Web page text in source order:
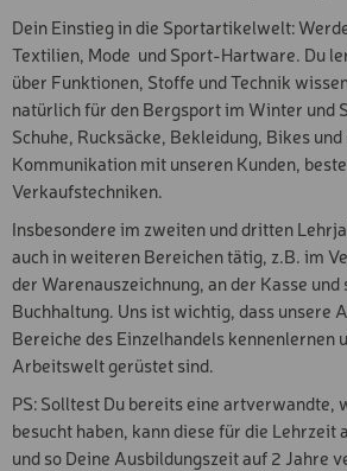
Dein Einstieg in die Sportartikelwelt:
Textilien, Mode und Sport-Hartware. Du
über Funktionen, Stoffe und Technik
natürlich für den Bergsport im Winter und
Schuhe, Rucksäcke, Bekleidung, Bikes
Kommunikation mit unseren Kunden,
Verkaufstechniken.
Insbesondere im zweiten und dritten
auch in weiteren Bereichen tätig, z.B. im
der Warenauszeichnung, an der Kasse und
Buchhaltung. Uns ist wichtig, dass unsere
Bereiche des Einzelhandels kennenlernen
Arbeitswelt gerüstet sind.
PS: Solltest Du bereits eine artverwandte,
besucht haben, kann diese für die Lehrzeit
und so Deine Ausbildungszeit auf 2 Jahre